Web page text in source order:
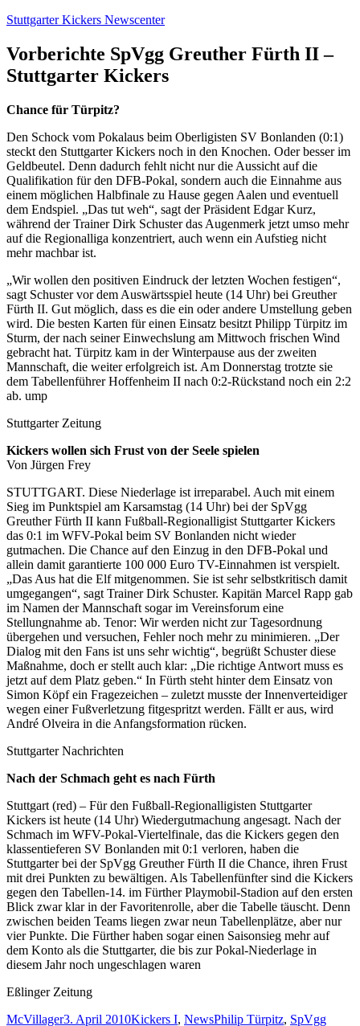
Zum
springen
Stuttgarter Kickers Newscenter
Vorberichte SpVgg Greuther Fürth II –
Stuttgarter Kickers
Chance für Türpitz?
Den Schock vom Pokalaus beim Oberligisten SV Bonlanden (0:1)
steckt den Stuttgarter Kickers noch in den Knochen. Oder besser im
Geldbeutel. Denn dadurch fehlt nicht nur die Aussicht auf die
Qualifikation für den DFB-Pokal, sondern auch die Einnahme aus
einem möglichen Halbfinale zu Hause gegen Aalen und eventuell
dem Endspiel. „Das tut weh“, sagt der Präsident Edgar Kurz,
während der Trainer Dirk Schuster das Augenmerk jetzt umso mehr
auf die Regionalliga konzentriert, auch wenn ein Aufstieg nicht
mehr machbar ist.
„Wir wollen den positiven Eindruck der letzten Wochen festigen“,
sagt Schuster vor dem Auswärtsspiel heute (14 Uhr) bei Greuther
Fürth II. Gut möglich, dass es die ein oder andere Umstellung geben
wird. Die besten Karten für einen Einsatz besitzt Philipp Türpitz im
Sturm, der nach seiner Einwechslung am Mittwoch frischen Wind
gebracht hat. Türpitz kam in der Winterpause aus der zweiten
Mannschaft, die weiter erfolgreich ist. Am Donnerstag trotzte sie
dem Tabellenführer Hoffenheim II nach 0:2-Rückstand noch ein 2:2
ab. ump
Stuttgarter Zeitung
Kickers wollen sich Frust von der Seele spielen
Von Jürgen Frey
STUTTGART. Diese Niederlage ist irreparabel. Auch mit einem
Sieg im Punktspiel am Karsamstag (14 Uhr) bei der SpVgg
Greuther Fürth II kann Fußball-Regionalligist Stuttgarter Kickers
das 0:1 im WFV-Pokal beim SV Bonlanden nicht wieder
gutmachen. Die Chance auf den Einzug in den DFB-Pokal und
allein damit garantierte 100 000 Euro TV-Einnahmen ist verspielt.
„Das Aus hat die Elf mitgenommen. Sie ist sehr selbstkritisch damit
umgegangen“, sagt Trainer Dirk Schuster. Kapitän Marcel Rapp gab
im Namen der Mannschaft sogar im Vereinsforum eine
Stellungnahme ab. Tenor: Wir werden nicht zur Tagesordnung
übergehen und versuchen, Fehler noch mehr zu minimieren. „Der
Dialog mit den Fans ist uns sehr wichtig“, begrüßt Schuster diese
Maßnahme, doch er stellt auch klar: „Die richtige Antwort muss es
jetzt auf dem Platz geben.“ In Fürth steht hinter dem Einsatz von
Simon Köpf ein Fragezeichen – zuletzt musste der Innenverteidiger
wegen einer Fußverletzung fitgespritzt werden. Fällt er aus, wird
André Olveira in die Anfangsformation rücken.
Stuttgarter Nachrichten
Nach der Schmach geht es nach Fürth
Stuttgart (red) – Für den Fußball-Regionalligisten Stuttgarter
Kickers ist heute (14 Uhr) Wiedergutmachung angesagt. Nach der
Schmach im WFV-Pokal-Viertelfinale, das die Kickers gegen den
klassentieferen SV Bonlanden mit 0:1 verloren, haben die
Stuttgarter bei der SpVgg Greuther Fürth II die Chance, ihren Frust
mit drei Punkten zu bewältigen. Als Tabellenfünfter sind die Kickers
gegen den Tabellen-14. im Fürther Playmobil-Stadion auf den ersten
Blick zwar klar in der Favoritenrolle, aber die Tabelle täuscht. Denn
zwischen beiden Teams liegen zwar neun Tabellenplätze, aber nur
vier Punkte. Die Fürther haben sogar einen Saisonsieg mehr auf
dem Konto als die Stuttgarter, die bis zur Pokal-Niederlage in
diesem Jahr noch ungeschlagen waren
Eßlinger Zeitung
Autor
McVillagerVeröffentlicht
3. April 2010Kategorien
Kickers I, NewsSchlagwörter
Philip Türpitz, SpVgg